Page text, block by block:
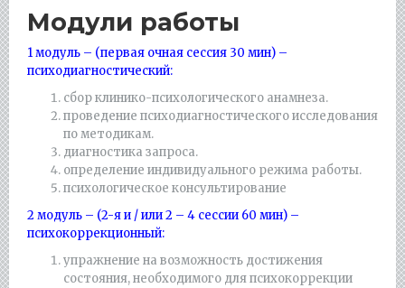
Модули работы
1 модуль – (первая очная сессия 30 мин) –
психодиагностический:
сбор клинико-психологического анамнеза.
проведение психодиагностического исследования
по методикам.
диагностика запроса.
определение индивидуального режима работы.
психологическое консультирование
2 модуль – (2-я и / или 2 – 4 сессии 60 мин) –
психокоррекционный:
упражнение на возможность достижения
состояния, необходимого для психокоррекции